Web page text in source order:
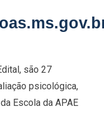
são 27
psicológica,
Escola da APAE